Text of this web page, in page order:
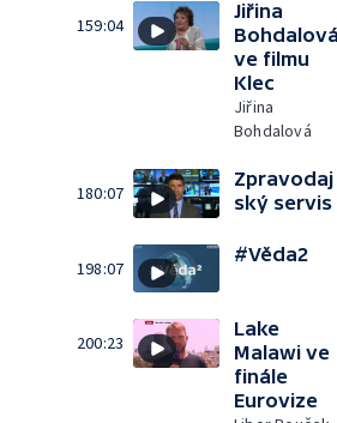
159:04
Jiřina
Bohdalová
ve filmu
Klec
Jiřina
Bohdalová
180:07
Zpravodaj
ský servis
198:07
#Věda2
200:23
Lake
Malawi ve
finále
Eurovize